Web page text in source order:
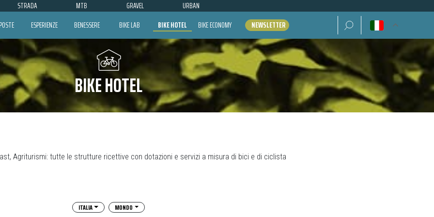
STRADA MTB GRAVEL URBAN
ESPERIENZE BENESSERE BIKE LAB BIKE HOTEL BIKE ECONOMY NEWSLETTER Ricerca per:
BIKE HOTEL
Agriturismi: tutte le strutture ricettive con dotazioni e servizi a misura di bici e di ciclista
ITALIA MONDO